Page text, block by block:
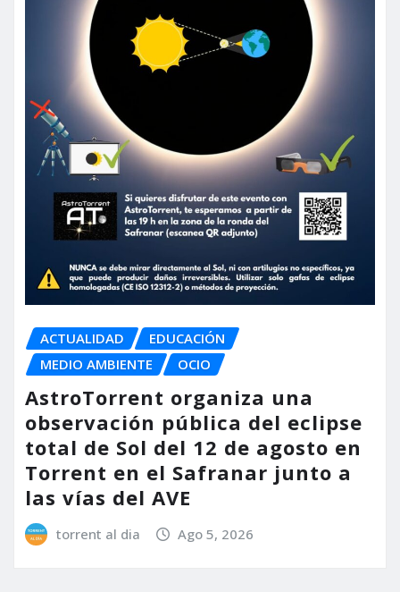
ACTUALIDAD
EDUCACIÓN
MEDIO AMBIENTE
OCIO
AstroTorrent organiza una
observación pública del eclipse
total de Sol del 12 de agosto en
Torrent en el Safranar junto a
las vías del AVE
torrent al dia Ago 5, 2026